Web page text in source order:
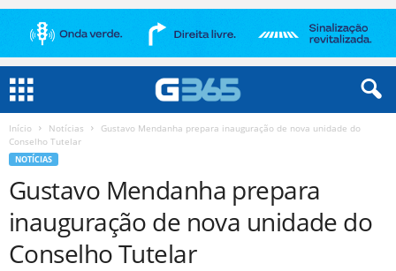
Início Notícias
Gustavo Mendanha prepara inauguração de nova unidade do
Conselho Tutelar
NOTÍCIAS
Gustavo Mendanha prepara
inauguração de nova unidade do
Conselho Tutelar